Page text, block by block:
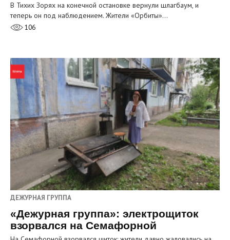
В Тихих Зорях на конечной остановке вернули шлагбаум, и
теперь он под наблюдением. Жители «Орбиты»…
106
ДЕЖУРНАЯ ГРУППА
«Дежурная группа»: электрощиток
взорвался на Семафорной